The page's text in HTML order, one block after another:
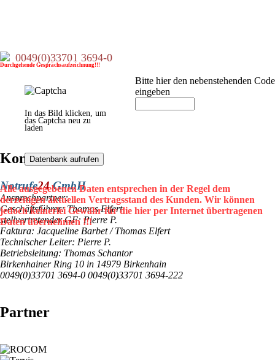
0049(0)33701 3694-0
Durchgehende Gesprächsaufzeichnung!!!
Kontaktdaten
Notrufe24GmbH
Ansprechpartner:
Geschäftsführer: Thomas Elfert
stellvertretender GF: Pierre P.
Faktura: Jacqueline Barbet / Thomas Elfert
Technischer Leiter: Pierre P.
Betriebsleitung: Thomas Schantor
Birkenhainer Ring 10 in 14979 Birkenhain
0049(0)33701 3694-0 0049(0)33701 3694-222
Partner
Bitte hier den nebenstehenden Code
eingeben
In das Bild klicken, um
das Captcha neu zu
laden
Alle ausgegebenen Daten entsprechen in der Regel dem
derzeitigen aktuellen Vertragsstand des Kunden. Wir können
jedoch keinerlei Gewähr für die hier per Internet übertragenen
Daten übernehmen !!!